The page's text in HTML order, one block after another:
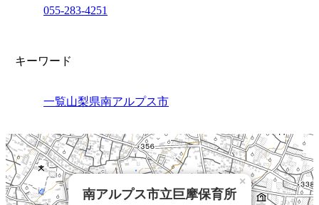
055-283-4251
キーワード
一覧山梨県南アルプス市
南アルプス市立巨摩保育所
×